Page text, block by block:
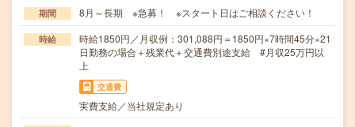
期間 8月～長期 ※急募！ ※スタート日はご相談ください！
時給
時給1850円／月収例：301,088円＝1850円×7時間45分×21
日勤務の場合＋残業代＋交通費別途支給 #月収25万円以
上
交通費
実費支給／当社規定あり